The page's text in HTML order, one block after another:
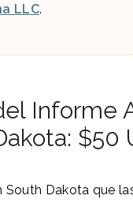
LLC.
Informe
$50
South Dakota que